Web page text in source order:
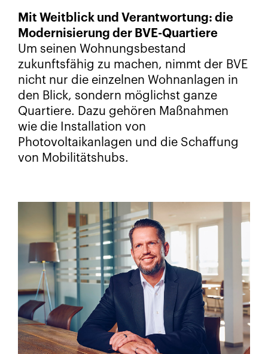
Mit Weitblick und Verantwortung: die
Modernisierung der BVE-Quartiere
Um seinen Wohnungsbestand
zukunftsfähig zu machen, nimmt der BVE
nicht nur die einzelnen Wohnanlagen in
den Blick, sondern möglichst ganze
Quartiere. Dazu gehören Maßnahmen
wie die Installation von
Photovoltaikanlagen und die Schaffung
von Mobilitätshubs.